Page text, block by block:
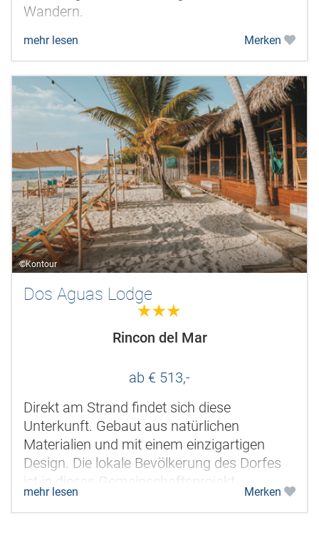
Wandern.
mehr lesen Merken
©Kontour
Dos Aguas Lodge
3.0
Rincon del Mar
ab € 513,-
Direkt am Strand findet sich diese
Unterkunft. Gebaut aus natürlichen
Materialien und mit einem einzigartigen
Design. Die lokale Bevölkerung des Dorfes
ist in dieses Gemeinschaftsprojekt
einbezogen und so gibt es viele tolle
Begegnungen.
mehr lesen Merken